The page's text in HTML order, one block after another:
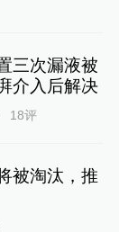
三次漏液被
介入后解决
18评
被淘汰，推